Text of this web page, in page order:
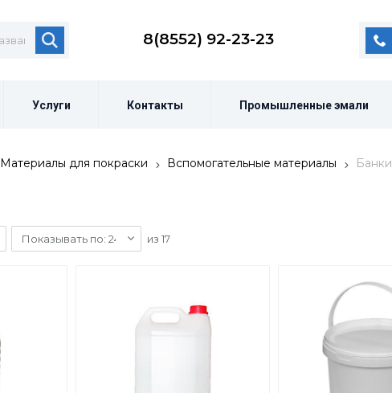
8(8552) 92-23-23
Услуги Контакты Промышленные эмали
Материалы для покраски Вспомогательные материалы Банки
Показывать по: 24 из 17